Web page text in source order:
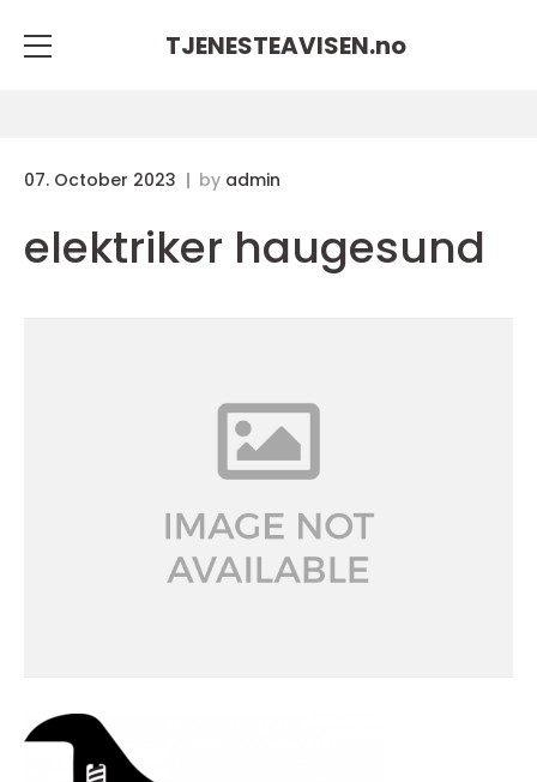
TJENESTEAVISEN.no
07. October 2023 by admin
elektriker haugesund